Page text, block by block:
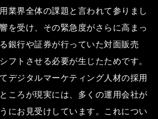
業界全体の課題と言われて参りまし
を受け、その緊急度がさらに高まっ
銀行や証券が行っていた対面販売
フトさせる必要が生じたためです。
デジタルマーケティング人材の採用
ころが現実には、多くの運用会社が
にお見受けしています。これについ